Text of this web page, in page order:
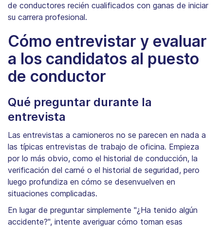
de conductores recién cualificados con ganas de iniciar
su carrera profesional.
Cómo entrevistar y evaluar
a los candidatos al puesto
de conductor
Qué preguntar durante la
entrevista
Las entrevistas a camioneros no se parecen en nada a
las típicas entrevistas de trabajo de oficina. Empieza
por lo más obvio, como el historial de conducción, la
verificación del carné o el historial de seguridad, pero
luego profundiza en cómo se desenvuelven en
situaciones complicadas.
En lugar de preguntar simplemente "¿Ha tenido algún
accidente?", intente averiguar cómo toman esas